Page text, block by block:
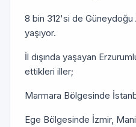
8 bin 312'si de
yaşıyor.
İl dışında yaşayan
ettikleri iller;
Marmara Bölgesinde
Ege Bölgesinde İzmir,